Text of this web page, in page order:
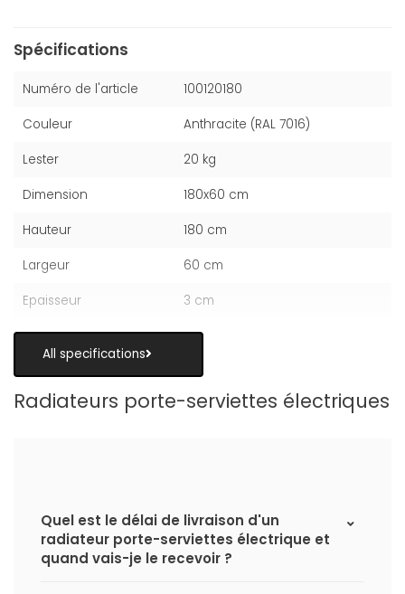
Spécifications
Numéro de l'article 100120180
Couleur Anthracite (RAL 7016)
Lester 20 kg
Dimension 180x60 cm
Hauteur 180 cm
Largeur 60 cm
Epaisseur 3 cm
All specifications
Radiateurs porte-serviettes électriques
Quel est le délai de livraison d'un
radiateur porte-serviettes électrique et
quand vais-je le recevoir ?